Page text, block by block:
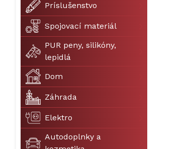
Príslušenstvo
Spojovací materiál
PUR peny, silikóny,
lepidlá
Dom
Záhrada
Elektro
Autodoplnky a